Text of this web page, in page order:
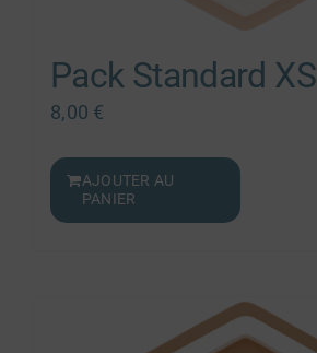
Pack Standard XS
8,00 €
AJOUTER AU
PANIER